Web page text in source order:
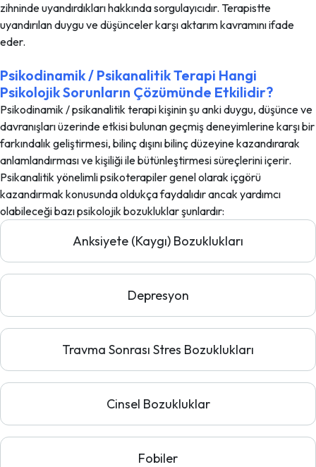
zihninde uyandırdıkları hakkında sorgulayıcıdır. Terapistte
uyandırılan duygu ve düşünceler karşı aktarım kavramını ifade
eder.
Psikodinamik / Psikanalitik Terapi Hangi
Psikolojik Sorunların Çözümünde Etkilidir?
Psikodinamik / psikanalitik terapi kişinin şu anki duygu, düşünce ve
davranışları üzerinde etkisi bulunan geçmiş deneyimlerine karşı bir
farkındalık geliştirmesi, bilinç dışını bilinç düzeyine kazandırarak
anlamlandırması ve kişiliği ile bütünleştirmesi süreçlerini içerir.
Psikanalitik yönelimli psikoterapiler genel olarak içgörü
kazandırmak konusunda oldukça faydalıdır ancak yardımcı
olabileceği bazı psikolojik bozukluklar şunlardır:
Anksiyete (Kaygı) Bozuklukları
Depresyon
Travma Sonrası Stres Bozuklukları
Cinsel Bozukluklar
Fobiler